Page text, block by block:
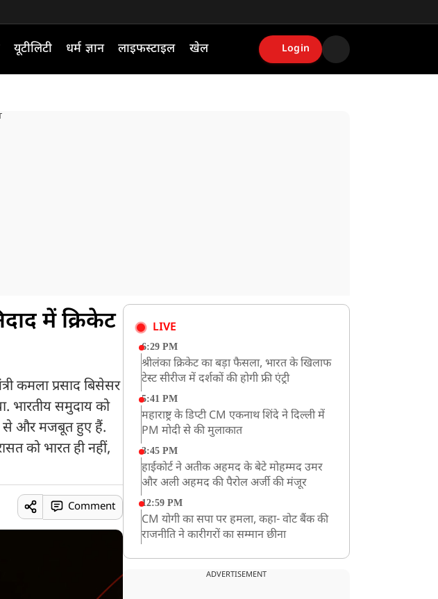
यूटीलिटी धर्म ज्ञान लाइफस्टाइल खेल Login
में क्रिकेट
कमला प्रसाद बिसेसर
भारतीय समुदाय को
से और मजबूत हुए हैं.
को भारत ही नहीं,
Comment
LIVE
6:29 PM
श्रीलंका क्रिकेट का बड़ा फैसला, भारत के खिलाफ
टेस्ट सीरीज में दर्शकों की होगी फ्री एंट्री
5:41 PM
महाराष्ट्र के डिप्टी CM एकनाथ शिंदे ने दिल्ली में
PM मोदी से की मुलाकात
3:45 PM
हाईकोर्ट ने अतीक अहमद के बेटे मोहम्मद उमर
और अली अहमद की पैरोल अर्जी की मंजूर
12:59 PM
CM योगी का सपा पर हमला, कहा- वोट बैंक की
राजनीति ने कारीगरों का सम्मान छीना
रांची में अनशनकारी राहुल की तबीयत बिगड़ी!
ADVERTISEMENT